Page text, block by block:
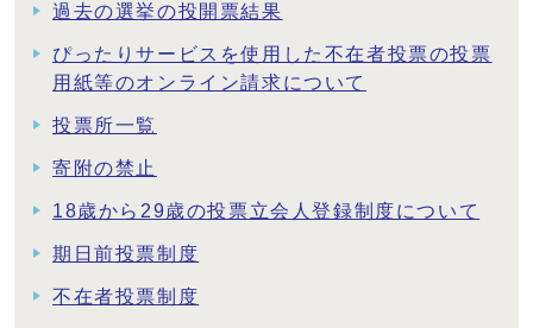
過去の選挙の投開票結果
ぴったりサービスを使用した不在者投票の投票
用紙等のオンライン請求について
投票所一覧
寄附の禁止
18歳から29歳の投票立会人登録制度について
期日前投票制度
不在者投票制度